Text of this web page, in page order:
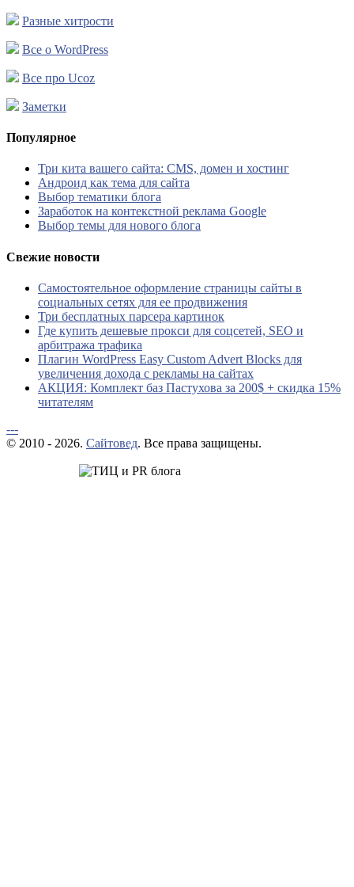
Разные хитрости
Все о WordPress
Все про Ucoz
Заметки
Популярное
Три кита вашего сайта: CMS, домен и хостинг
Андроид как тема для сайта
Выбор тематики блога
Заработок на контекстной реклама Google
Выбор темы для нового блога
Свежие новости
Самостоятельное оформление страницы сайты в
социальных сетях для ее продвижения
Три бесплатных парсера картинок
Где купить дешевые прокси для соцсетей, SEO и
арбитража трафика
Плагин WordPress Easy Custom Advert Blocks для
увеличения дохода с рекламы на сайтах
АКЦИЯ: Комплект баз Пастухова за 200$ + скидка 15%
читателям
---
© 2010 - 2026. Сайтовед. Все права защищены.